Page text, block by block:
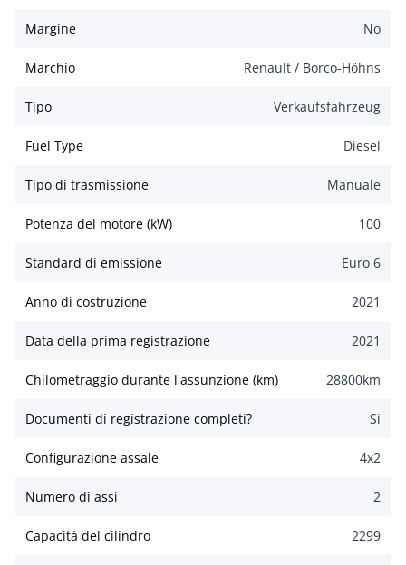
Margine No
Marchio Renault / Borco-Höhns
Tipo Verkaufsfahrzeug
Fuel Type Diesel
Tipo di trasmissione Manuale
Potenza del motore (kW) 100
Standard di emissione Euro 6
Anno di costruzione 2021
Data della prima registrazione 2021
Chilometraggio durante l'assunzione (km) 28800km
Documenti di registrazione completi? Sì
Configurazione assale 4x2
Numero di assi 2
Capacità del cilindro 2299